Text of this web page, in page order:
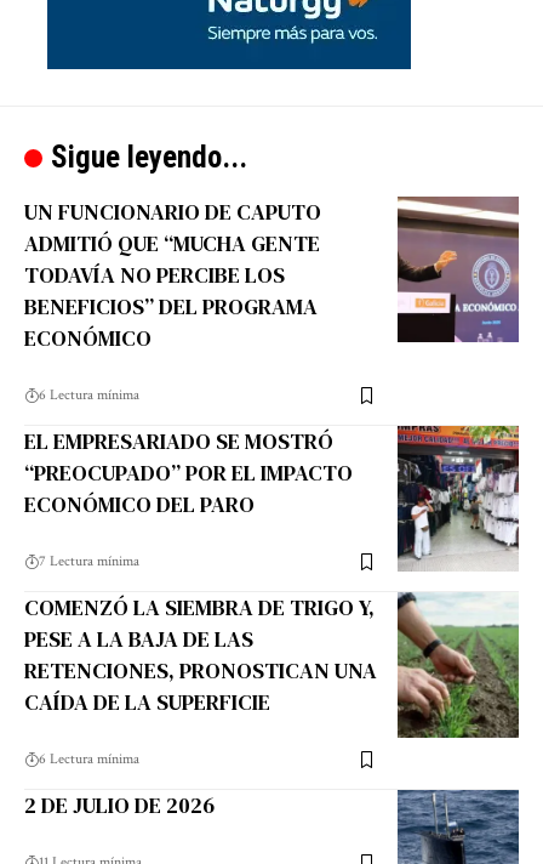
Sigue leyendo...
UN FUNCIONARIO DE CAPUTO
ADMITIÓ QUE “MUCHA GENTE
TODAVÍA NO PERCIBE LOS
BENEFICIOS” DEL PROGRAMA
ECONÓMICO
6 Lectura mínima
EL EMPRESARIADO SE MOSTRÓ
“PREOCUPADO” POR EL IMPACTO
ECONÓMICO DEL PARO
7 Lectura mínima
COMENZÓ LA SIEMBRA DE TRIGO Y,
PESE A LA BAJA DE LAS
RETENCIONES, PRONOSTICAN UNA
CAÍDA DE LA SUPERFICIE
6 Lectura mínima
2 DE JULIO DE 2026